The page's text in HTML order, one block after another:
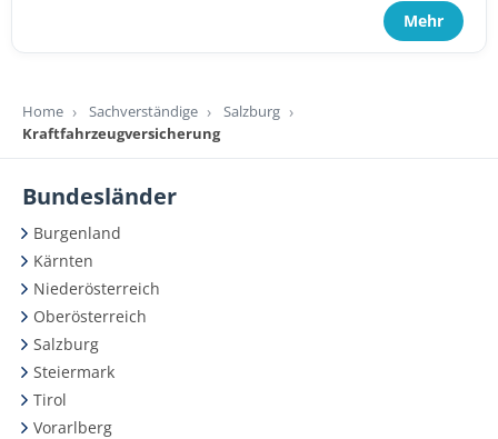
Mehr
Home Sachverständige
Salzburg
Kraftfahrzeugversicherung
Bundesländer
Burgenland
Kärnten
Niederösterreich
Oberösterreich
Salzburg
Steiermark
Tirol
Vorarlberg